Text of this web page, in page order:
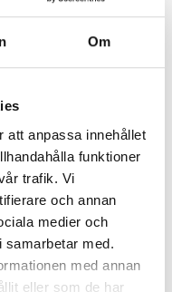
Om
att anpassa innehållet
funktioner
trafik. Vi
och annan
medier och
samarbetar med.
med annan
eller som de har
body weight
2012.95(4): p. 989-
evaluations for the
A systematic
2014.
E. Ravussin,
is more than